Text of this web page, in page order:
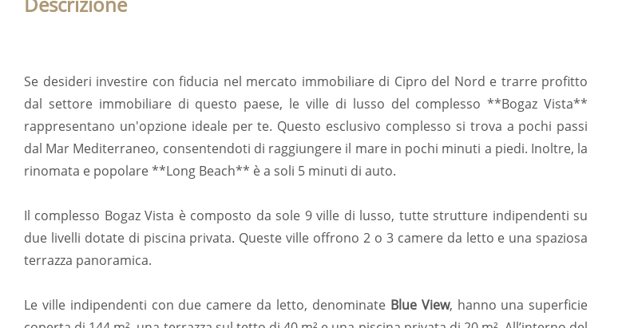
Se desideri investire con fiducia nel mercato immobiliare di Cipro del Nord e trarre profitto
dal settore immobiliare di questo paese, le ville di lusso del complesso **Bogaz Vista**
rappresentano un'opzione ideale per te. Questo esclusivo complesso si trova a pochi passi
dal Mar Mediterraneo, consentendoti di raggiungere il mare in pochi minuti a piedi. Inoltre, la
rinomata e popolare **Long Beach** è a soli 5 minuti di auto.
Il complesso Bogaz Vista è composto da sole 9 ville di lusso, tutte strutture indipendenti su
due livelli dotate di piscina privata. Queste ville offrono 2 o 3 camere da letto e una spaziosa
terrazza panoramica.
Le ville indipendenti con due camere da letto, denominate Blue View, hanno una superficie